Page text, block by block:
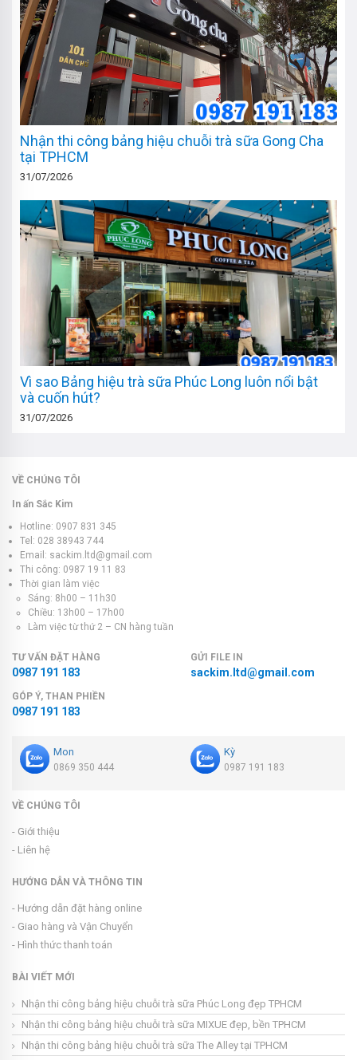
Nhận thi công bảng hiệu chuỗi trà sữa Gong Cha
tại TPHCM
31/07/2026
Vì sao Bảng hiệu trà sữa Phúc Long luôn nổi bật
và cuốn hút?
31/07/2026
VỀ CHÚNG TÔI
In ấn Sắc Kim
Hotline: 0907 831 345
Tel: 028 38943 744
Email: sackim.ltd@gmail.com
Thi công: 0987 19 11 83
Thời gian làm việc
Sáng: 8h00 – 11h30
Chiều: 13h00 – 17h00
Làm việc từ thứ 2 – CN hàng tuần
TƯ VẤN ĐẶT HÀNG
0987 191 183
GỬI FILE IN
sackim.ltd@gmail.com
GÓP Ý, THAN PHIỀN
0987 191 183
Mon
0869 350 444
Kỳ
0987 191 183
VỀ CHÚNG TÔI
- Giới thiệu
- Liên hệ
HƯỚNG DẪN VÀ THÔNG TIN
- Hướng dẫn đặt hàng online
- Giao hàng và Vận Chuyển
- Hình thức thanh toán
BÀI VIẾT MỚI
Nhận thi công bảng hiệu chuỗi trà sữa Phúc Long đẹp TPHCM
Nhận thi công bảng hiệu chuỗi trà sữa MIXUE đẹp, bền TPHCM
Nhận thi công bảng hiệu chuỗi trà sữa The Alley tại TPHCM